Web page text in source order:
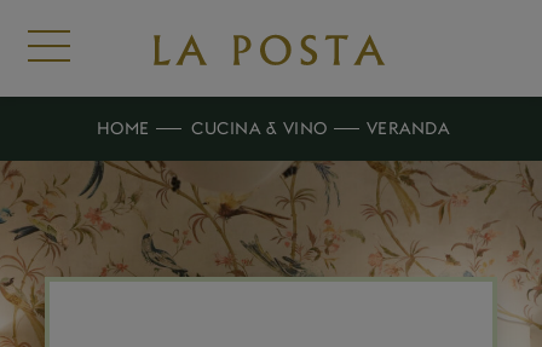
HOME CUCINA & VINO VERANDA